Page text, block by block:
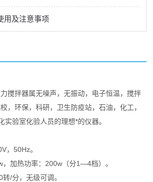
用及注意事项
搅拌器属无噪声，无振动，电子恒温，搅拌
，环保，科研，卫生防疫站，石油，化工，
实验室化验人员的理想*的仪器。
，50Hz。
，加热功率：200w（分1—4档）。
/分，无级可调。